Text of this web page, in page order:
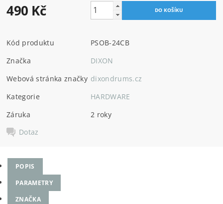
490 Kč
Kód produktu
PSOB-24CB
Značka
DIXON
Webová stránka značky dixondrums.cz
Kategorie
HARDWARE
Záruka
2 roky
Dotaz
POPIS
PARAMETRY
ZNAČKA